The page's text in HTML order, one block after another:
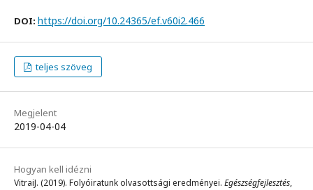
DOI: https://doi.org/10.24365/ef.v60i2.466
teljes szöveg
Megjelent
2019-04-04
Hogyan kell idézni
VitraiJ. (2019). Folyóiratunk olvasottsági eredményei. Egészségfejlesztés,